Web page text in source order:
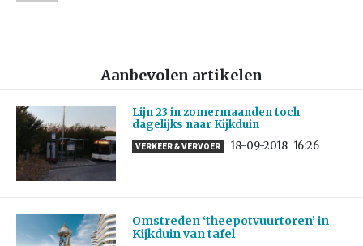
Aanbevolen artikelen
Lijn 23 in zomermaanden toch
dagelijks naar Kijkduin
VERKEER & VERVOER 18-09-2018 16:26
Omstreden ‘theepotvuurtoren’ in
Kijkduin van tafel